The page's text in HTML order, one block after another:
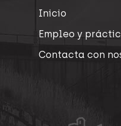
Inicio
Empleo y
Contacta con